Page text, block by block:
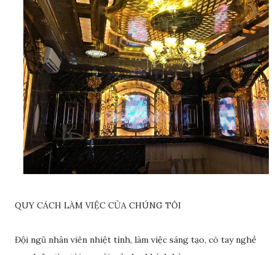
QUY CÁCH LÀM VIỆC CỦA CHÚNG TÔI
Đội ngũ nhân viên nhiệt tình, làm việc sáng tạo, có tay nghề